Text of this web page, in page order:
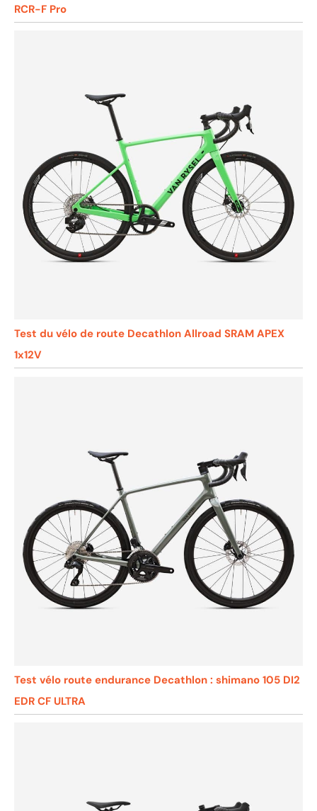
RCR-F Pro
Test du vélo de route Decathlon Allroad SRAM APEX
1x12V
Test vélo route endurance Decathlon : shimano 105 DI2
EDR CF ULTRA